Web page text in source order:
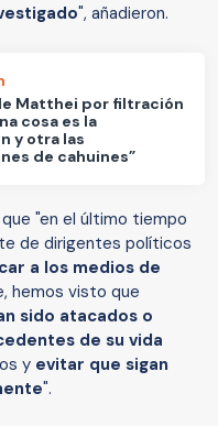
", añadieron.
Matthei por filtración
cosa es la
y otra las
de cahuines”
"en el último tiempo
de dirigentes políticos
a los medios de
hemos visto que
sido atacados o
de su vida
y evitar que sigan
".